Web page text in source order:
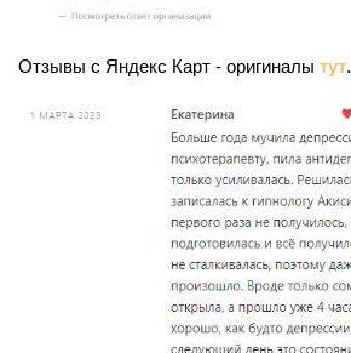
Отзывы с Яндекс Карт - оригиналы тут.